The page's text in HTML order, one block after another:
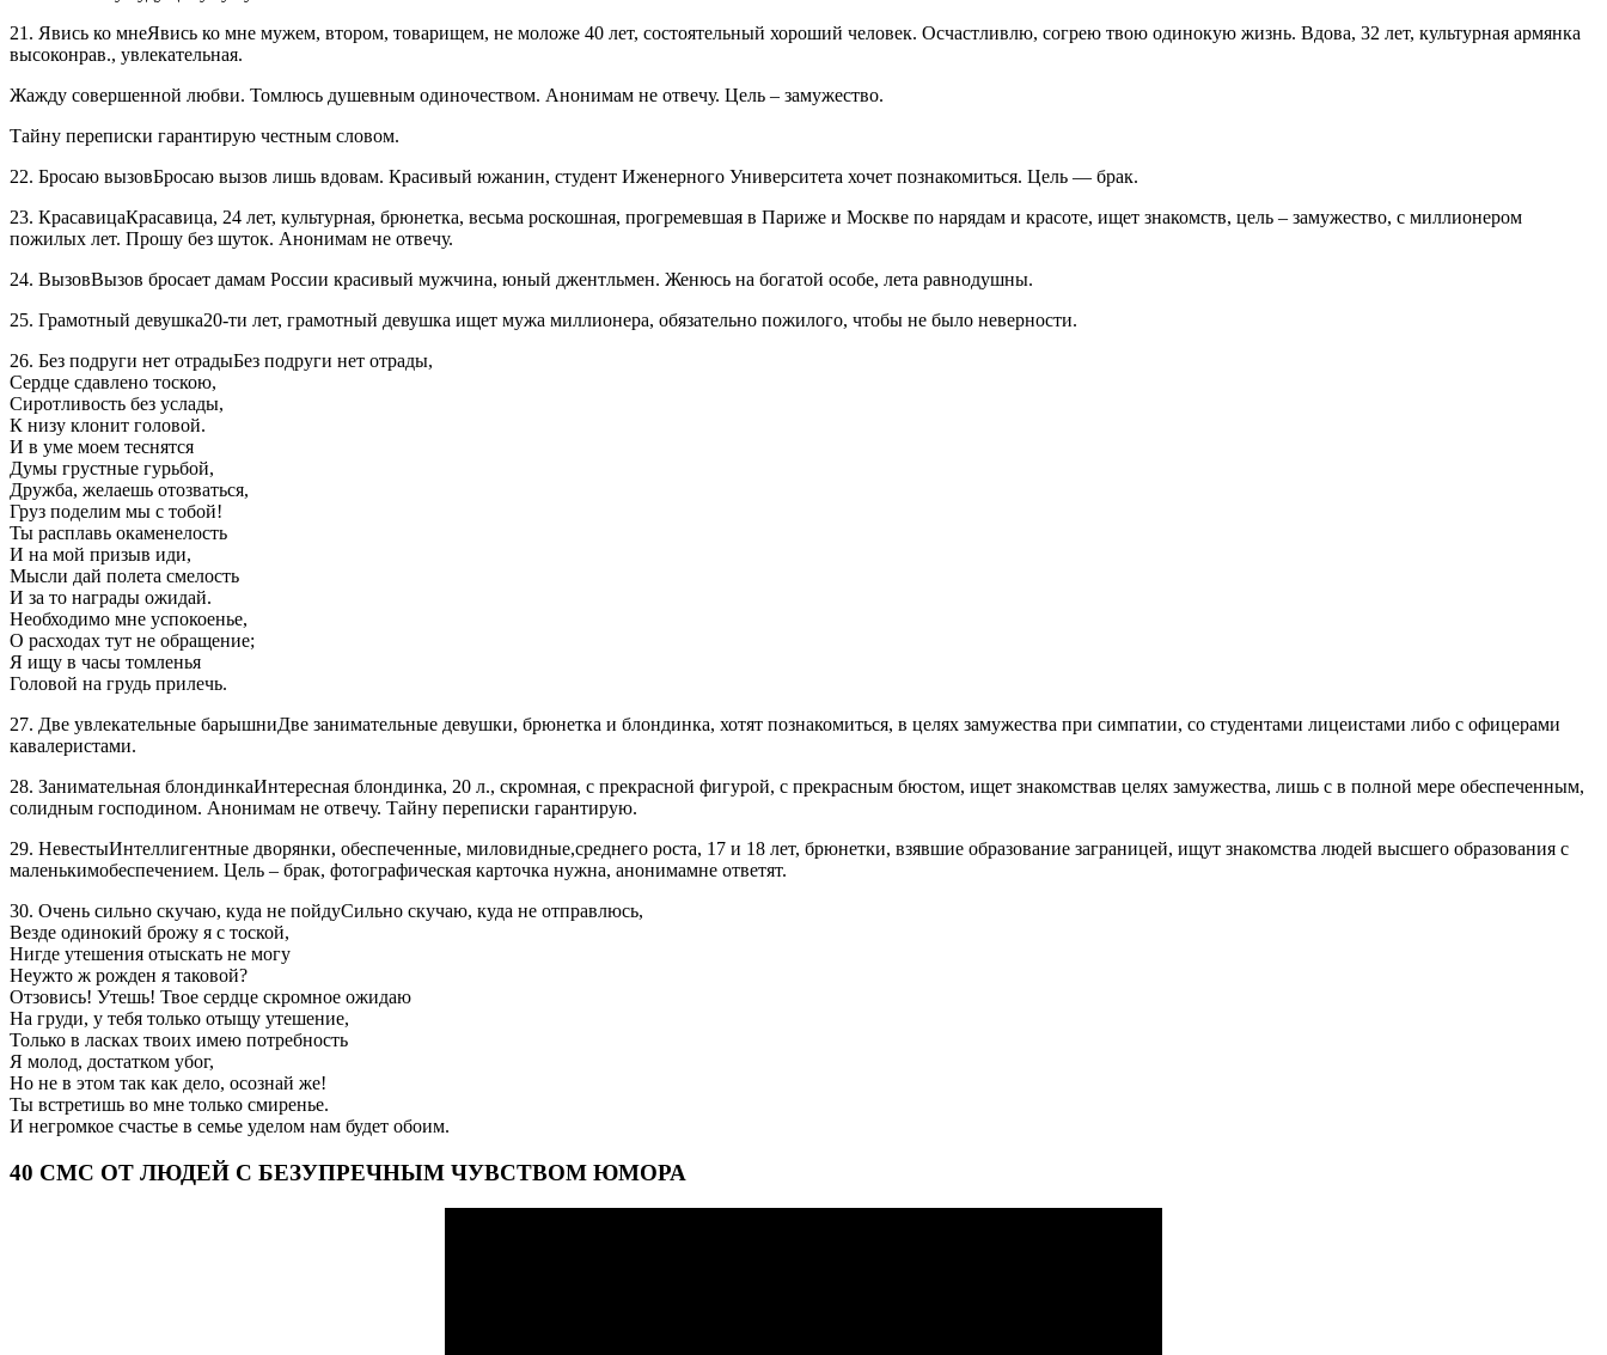
21. Явись ко мнеЯвись ко мне мужем, втором, товарищем, не моложе 40 лет, состоятельный хороший человек. Осчастливлю, согрею твою одинокую жизнь. Вдова, 32 лет, культурная армянка
высоконрав., увлекательная.
Жажду совершенной любви. Томлюсь душевным одиночеством. Анонимам не отвечу. Цель – замужество.
Тайну переписки гарантирую честным словом.
22. Бросаю вызовБросаю вызов лишь вдовам. Красивый южанин, студент Иженерного Университета хочет познакомиться. Цель — брак.
23. КрасавицаКрасавица, 24 лет, культурная, брюнетка, весьма роскошная, прогремевшая в Париже и Москве по нарядам и красоте, ищет знакомств, цель – замужество, с миллионером
пожилых лет. Прошу без шуток. Анонимам не отвечу.
24. ВызовВызов бросает дамам России красивый мужчина, юный джентльмен. Женюсь на богатой особе, лета равнодушны.
25. Грамотный девушка20-ти лет, грамотный девушка ищет мужа миллионера, обязательно пожилого, чтобы не было неверности.
26. Без подруги нет отрадыБез подруги нет отрады,
Сердце сдавлено тоскою,
Сиротливость без услады,
К низу клонит головой.
И в уме моем теснятся
Думы грустные гурьбой,
Дружба, желаешь отозваться,
Груз поделим мы с тобой!
Ты расплавь окаменелость
И на мой призыв иди,
Мысли дай полета смелость
И за то награды ожидай.
Необходимо мне успокоенье,
О расходах тут не обращение;
Я ищу в часы томленья
Головой на грудь прилечь.
27. Две увлекательные барышниДве занимательные девушки, брюнетка и блондинка, хотят познакомиться, в целях замужества при симпатии, со студентами лицеистами либо с офицерами
кавалеристами.
28. Занимательная блондинкаИнтересная блондинка, 20 л., скромная, с прекрасной фигурой, с прекрасным бюстом, ищет знакомствав целях замужества, лишь с в полной мере обеспеченным,
солидным господином. Анонимам не отвечу. Тайну переписки гарантирую.
29. НевестыИнтеллигентные дворянки, обеспеченные, миловидные,среднего роста, 17 и 18 лет, брюнетки, взявшие образование заграницей, ищут знакомства людей высшего образования с
маленькимобеспечением. Цель – брак, фотографическая карточка нужна, анонимамне ответят.
30. Очень сильно скучаю, куда не пойдуСильно скучаю, куда не отправлюсь,
Везде одинокий брожу я с тоской,
Нигде утешения отыскать не могу
Неужто ж рожден я таковой?
Отзовись! Утешь! Твое сердце скромное ожидаю
На груди, у тебя только отыщу утешение,
Только в ласках твоих имею потребность
Я молод, достатком убог,
Но не в этом так как дело, осознай же!
Ты встретишь во мне только смиренье.
И негромкое счастье в семье уделом нам будет обоим.
40 СМС ОТ ЛЮДЕЙ С БЕЗУПРЕЧНЫМ ЧУВСТВОМ ЮМОРА